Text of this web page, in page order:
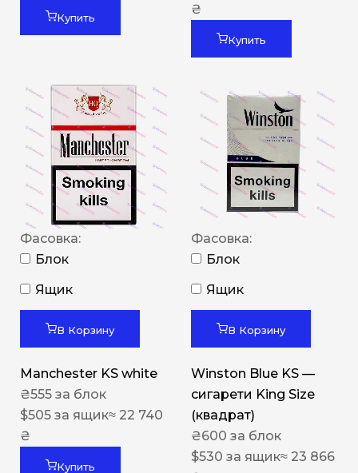
Купить
₴
Купить
Фасовка:
Блок
Ящик
В Корзину
Manchester KS white
₴555 за блок
$505 за ящик≈ 22 740
₴
Купить
Фасовка:
Блок
Ящик
В Корзину
Winston Blue KS —
сигарети King Size
(квадрат)
₴600 за блок
$530 за ящик≈ 23 866